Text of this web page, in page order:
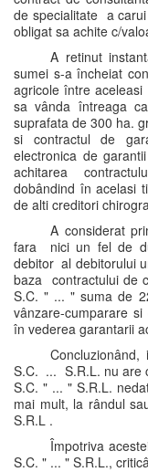
de specialitate a
obligat sa achite c/
A retinut
sumei s-a încheiat
agricole între
sa vânda întreaga
suprafata de 300 ha.
si contractul de
electronica de
achitarea
dobândind în acelasi
de alti creditori
A considerat
fara nici un fel de
debitor al debitorului
baza contractului de
S.C. " ... " suma de
vânzare-cumparare
în vederea garantarii
S.C. ... S.R.L. nu are
S.C. " ... " S.R.L.
mai mult, la rândul
S.R.L .
Împotriva
S.C. " ... " S.R.L.,